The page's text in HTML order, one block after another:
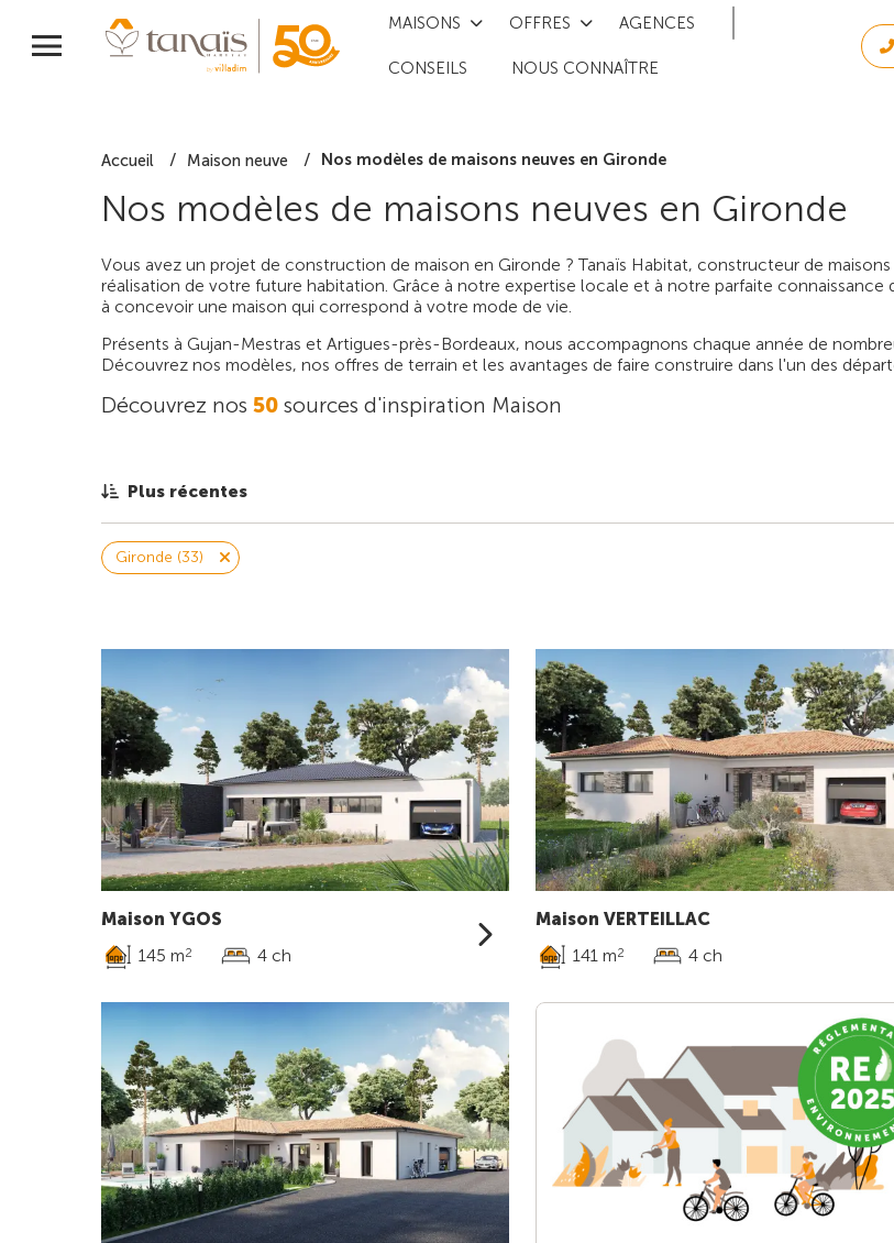
MAISONS OFFRES AGENCES
CONSEILS NOUS CONNAÎTRE
Accueil Maison neuve Nos modèles de maisons neuves en Gironde
Nos modèles de maisons neuves en Gironde
Vous avez un projet de construction de maison en Gironde ? Tanaïs Habitat, constructeur de
réalisation de votre future habitation. Grâce à notre expertise locale et à notre parfaite
à concevoir une maison qui correspond à votre mode de vie.
Présents à Gujan-Mestras et Artigues-près-Bordeaux, nous accompagnons chaque année de
Découvrez nos modèles, nos offres de terrain et les avantages de faire construire dans l'un des
Découvrez nos 50 sources d'inspiration Maison
Plus récentes
Gironde (33)
Maison YGOS
145 m2 4 ch
Maison VERTEILLAC
141 m2 4 ch